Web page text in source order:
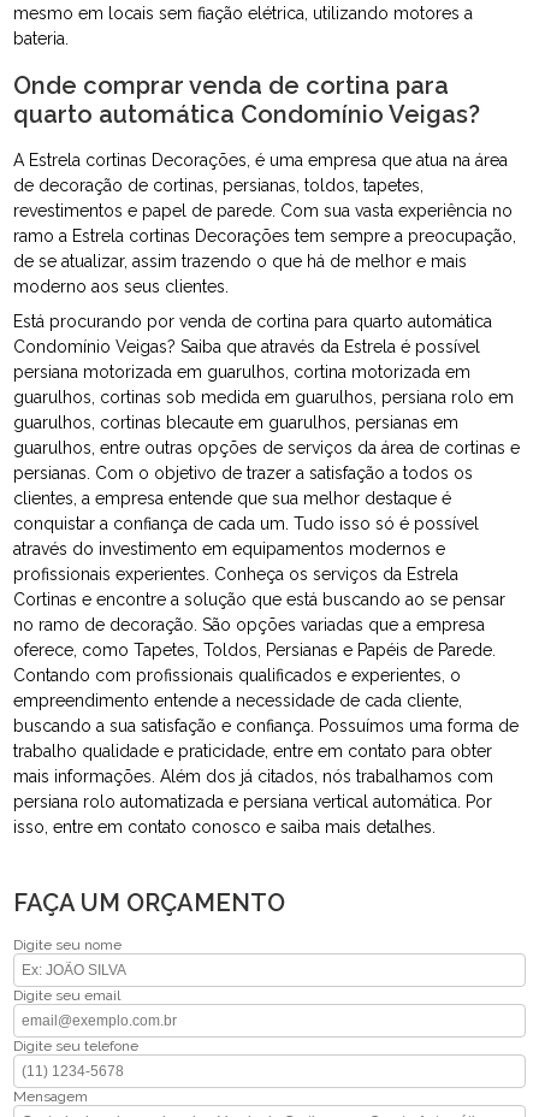
mesmo em locais sem fiação elétrica, utilizando motores a
bateria.
Onde comprar venda de cortina para
quarto automática Condomínio Veigas?
A Estrela cortinas Decorações, é uma empresa que atua na área
de decoração de cortinas, persianas, toldos, tapetes,
revestimentos e papel de parede. Com sua vasta experiência no
ramo a Estrela cortinas Decorações tem sempre a preocupação,
de se atualizar, assim trazendo o que há de melhor e mais
moderno aos seus clientes.
Está procurando por venda de cortina para quarto automática
Condomínio Veigas? Saiba que através da Estrela é possível
persiana motorizada em guarulhos, cortina motorizada em
guarulhos, cortinas sob medida em guarulhos, persiana rolo em
guarulhos, cortinas blecaute em guarulhos, persianas em
guarulhos, entre outras opções de serviços da área de cortinas e
persianas. Com o objetivo de trazer a satisfação a todos os
clientes, a empresa entende que sua melhor destaque é
conquistar a confiança de cada um. Tudo isso só é possível
através do investimento em equipamentos modernos e
profissionais experientes. Conheça os serviços da Estrela
Cortinas e encontre a solução que está buscando ao se pensar
no ramo de decoração. São opções variadas que a empresa
oferece, como Tapetes, Toldos, Persianas e Papéis de Parede.
Contando com profissionais qualificados e experientes, o
empreendimento entende a necessidade de cada cliente,
buscando a sua satisfação e confiança. Possuímos uma forma de
trabalho qualidade e praticidade, entre em contato para obter
mais informações. Além dos já citados, nós trabalhamos com
persiana rolo automatizada e persiana vertical automática. Por
isso, entre em contato conosco e saiba mais detalhes.
FAÇA UM ORÇAMENTO
Digite seu nome
Digite seu email
Digite seu telefone
Mensagem